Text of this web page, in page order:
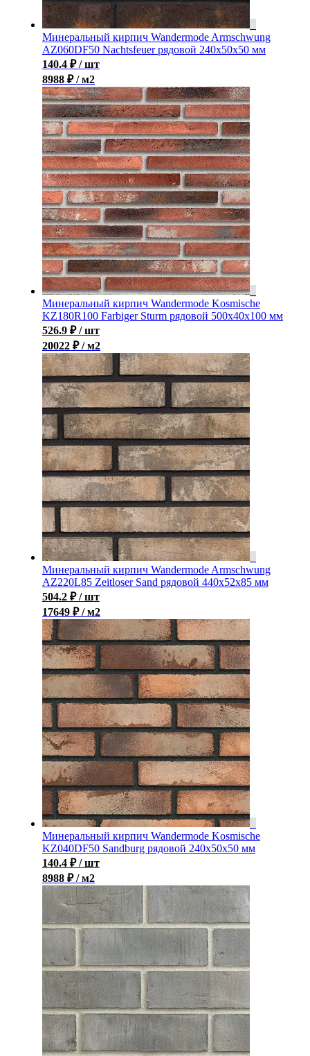
Минеральный кирпич Wandermode Armschwung
AZ060DF50 Nachtsfeuer рядовой 240x50x50 мм
140.4 ₽ / шт
8988 ₽ / м2
Минеральный кирпич Wandermode Kosmische
KZ180R100 Farbiger Sturm рядовой 500x40x100 мм
526.9 ₽ / шт
20022 ₽ / м2
Минеральный кирпич Wandermode Armschwung
AZ220L85 Zeitloser Sand рядовой 440x52x85 мм
504.2 ₽ / шт
17649 ₽ / м2
Минеральный кирпич Wandermode Kosmische
KZ040DF50 Sandburg рядовой 240x50x50 мм
140.4 ₽ / шт
8988 ₽ / м2